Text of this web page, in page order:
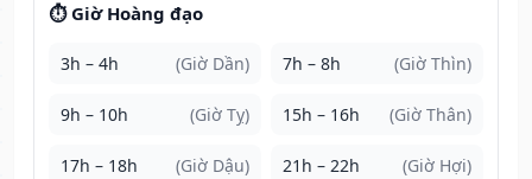
⏱️ Giờ Hoàng đạo
3h – 4h (Giờ Dần) 7h – 8h (Giờ Thìn)
9h – 10h (Giờ Tỵ) 15h – 16h (Giờ Thân)
17h – 18h (Giờ Dậu) 21h – 22h (Giờ Hợi)